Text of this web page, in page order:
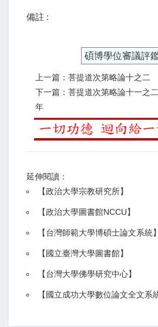
備註 :
碩博學位審議評
上一篇：菩提道次第略論十之
下一篇：菩提道次第略論十一
年
延伸閱讀：
【政治大學宗教研究所】
【政治大學圖書館NCCU】
【台灣師範大學博碩士論文系統】
【 國立臺灣大學圖書館】
【台灣大學佛學研究中心】
【 國立成功大學數位論文全文系